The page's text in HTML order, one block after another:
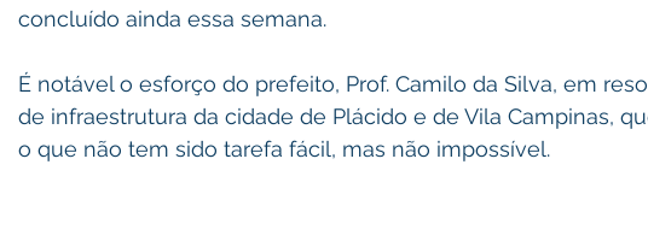
concluído ainda essa semana.
É notável o esforço do prefeito, Prof. Camilo da Silva, em
de infraestrutura da cidade de Plácido e de Vila Campinas,
o que não tem sido tarefa fácil, mas não impossível.